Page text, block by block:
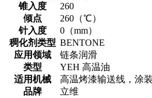
锥入度
260
倾点
260（℃）
针入度
0（mm）
稠化剂类型 BENTONE
应用领域
链条润滑
类型
YEH 高温油
适用机械
高温烤漆输送线，涂
品牌
立维